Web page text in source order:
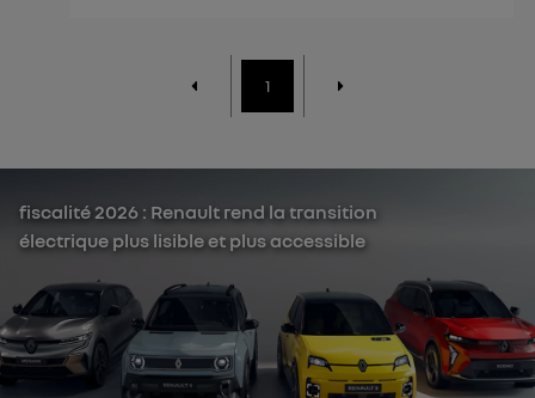
1
fiscalité 2026 : Renault rend la transition
électrique plus lisible et plus accessible